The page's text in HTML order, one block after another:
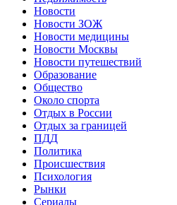
Новости
Новости ЗОЖ
Новости медицины
Новости Москвы
Новости путешествий
Образование
Общество
Около спорта
Отдых в России
Отдых за границей
ПДД
Политика
Происшествия
Психология
Рынки
Сериалы